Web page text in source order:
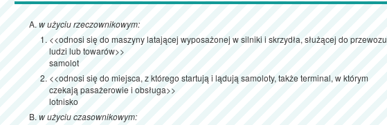
w użyciu rzeczownikowym:
<<odnosi się do maszyny latającej wyposażonej w silniki i skrzydła, służącej do przewozu
ludzi lub towarów>>
samolot
<<odnosi się do miejsca, z którego startują i lądują samoloty, także terminal, w którym
czekają pasażerowie i obsługa>>
lotnisko
w użyciu czasownikowym: